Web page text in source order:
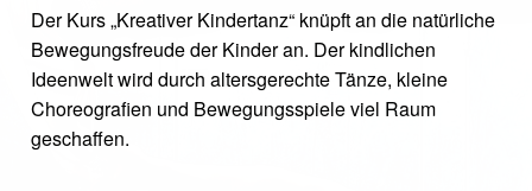
Der Kurs „Kreativer Kindertanz“ knüpft an die natürliche
Bewegungsfreude der Kinder an. Der kindlichen
Ideenwelt wird durch altersgerechte Tänze, kleine
Choreografien und Bewegungsspiele viel Raum
geschaffen.